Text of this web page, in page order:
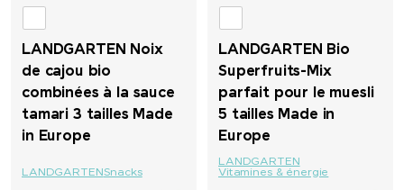
LANDGARTEN Noix
de cajou bio
combinées à la sauce
tamari 3 tailles Made
in Europe
LANDGARTENSnacks
LANDGARTEN Bio
Superfruits-Mix
parfait pour le muesli
5 tailles Made in
Europe
LANDGARTEN
Vitamines & énergie